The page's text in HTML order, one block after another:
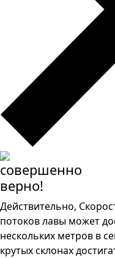
совершенно
верно!
Действительно,
потоков лавы может
нескольких метров в
крутых склонах